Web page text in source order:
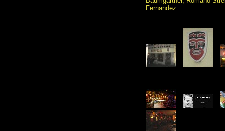
Fernandez.